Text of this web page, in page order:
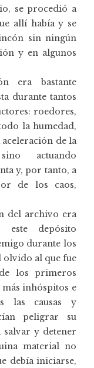
se procedió a
allí había y se
sin ningún
y en algunos
era bastante
durante tantos
roedores,
la humedad,
de la
actuando
y, por tanto, a
de los caos,
del archivo era
este depósito
durante los
olvido al que fue
los primeros
más inhóspitos e
las causas y
peligrar su
y detener
material no
debía iniciarse,